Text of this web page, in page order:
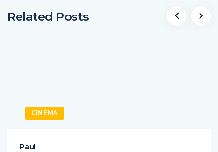
Related Posts
CINÉMA
Paul